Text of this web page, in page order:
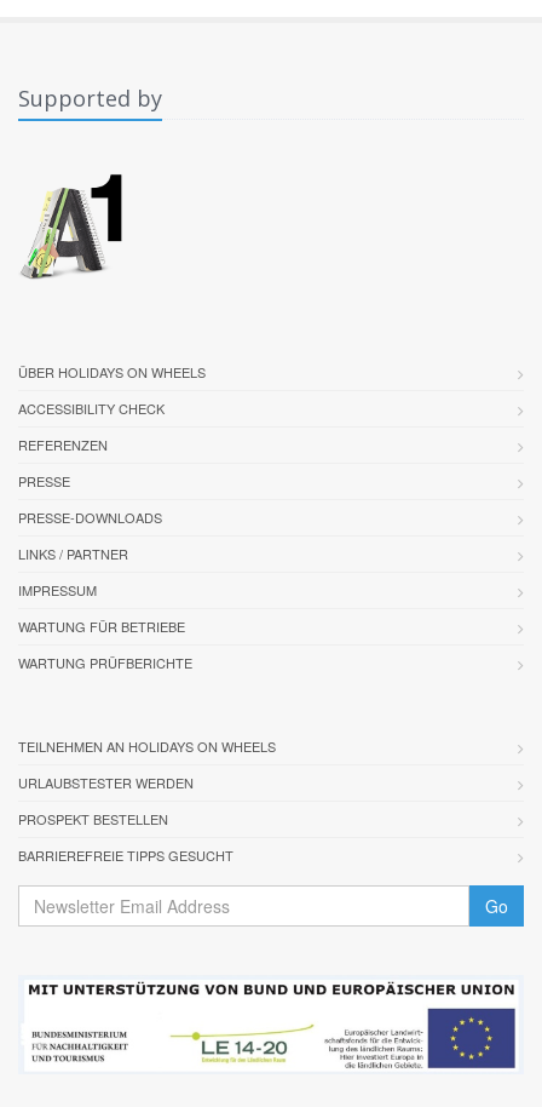
Supported by
ÜBER HOLIDAYS ON WHEELS
ACCESSIBILITY CHECK
REFERENZEN
PRESSE
PRESSE-DOWNLOADS
LINKS / PARTNER
IMPRESSUM
WARTUNG FÜR BETRIEBE
WARTUNG PRÜFBERICHTE
TEILNEHMEN AN HOLIDAYS ON WHEELS
URLAUBSTESTER WERDEN
PROSPEKT BESTELLEN
BARRIEREFREIE TIPPS GESUCHT
Go